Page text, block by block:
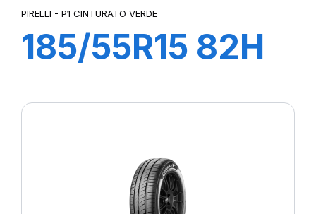
PIRELLI - P1 CINTURATO VERDE
185/55R15 82H